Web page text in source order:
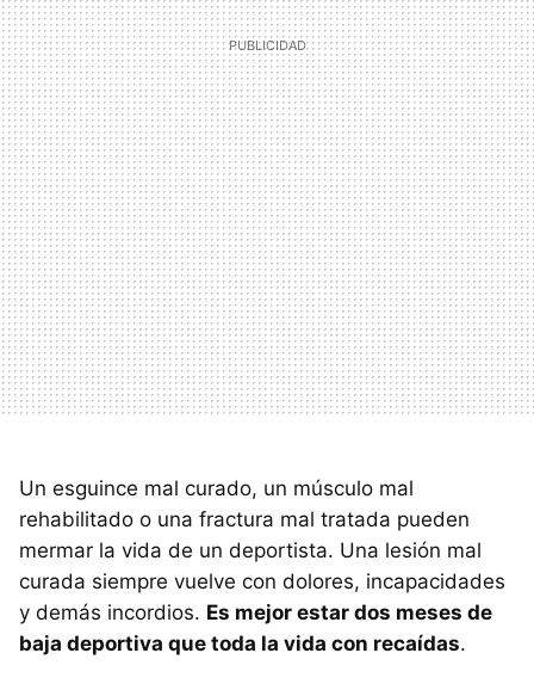
Un esguince mal curado, un músculo mal
rehabilitado o una fractura mal tratada pueden
mermar la vida de un deportista. Una lesión mal
curada siempre vuelve con dolores, incapacidades
y demás incordios. Es mejor estar dos meses de
baja deportiva que toda la vida con recaídas.